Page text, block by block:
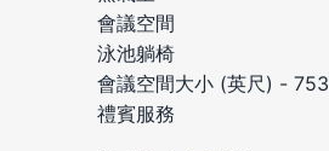
會議空間
泳池躺椅
會議空間大小 (英尺) - 753
禮賓服務